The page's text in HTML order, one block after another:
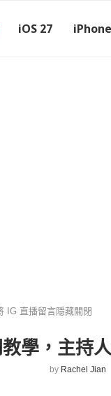
iOS 27
IG 直播留言隱藏關閉
學，主持
by Rachel Jian